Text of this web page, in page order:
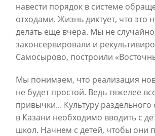
навести порядок в системе
отходами. Жизнь диктует, что это
делать еще вчера. Мы не случайно
законсервировали и
Самосырово, построили
Мы понимаем, что реализация
не будет простой. Ведь тяжелее
привычки... Культуру
в Казани необходимо вводить с
школ. Начнем с детей, чтобы они